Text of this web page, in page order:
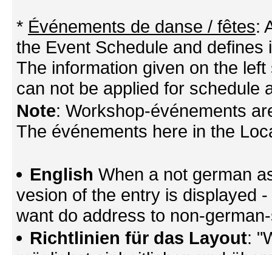
* Événements de danse / fêtes:
the Event Schedule and
The information given on the
can not be applied for schedule
Note: Workshop-événements
The événements here in the
English When a not german
vesion of the entry is displayed
want do address to non-
Richtlinien für das Layout: